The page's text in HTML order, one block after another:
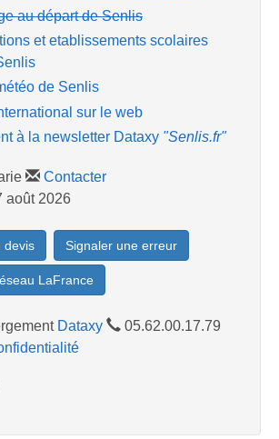
au départ de Senlis
et etablissements scolaires
de Senlis
sur le web
à la newsletter Dataxy "Senlis.fr"
Contacter
août 2026
devis Signaler une erreur
LaFrance
Dataxy
05.62.00.17.79